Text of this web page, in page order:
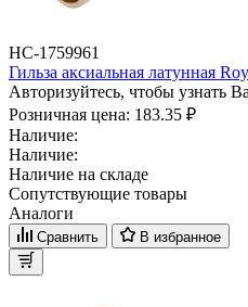
НС-1759961
Гильза аксиальная латунная
Авторизуйтесь, чтобы узнать
Розничная цена: 183.35 ₽
Наличие:
Наличие:
Наличие на складе
Сопутствующие товары
Аналоги
Сравнить В избранное